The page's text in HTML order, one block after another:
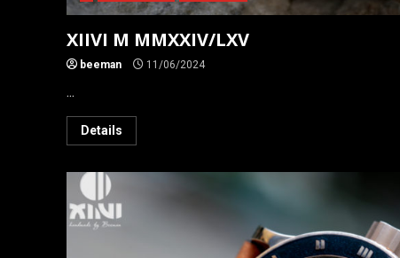
XIIVI M MMXXIV/LXV
beeman 11/06/2024
...
Details